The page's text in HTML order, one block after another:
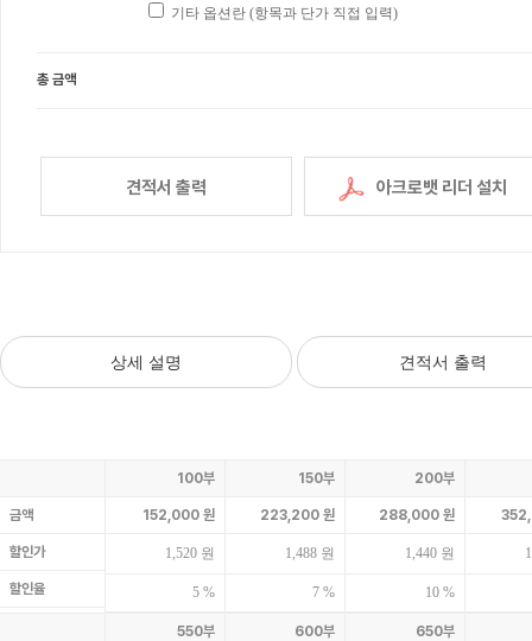
기타 옵션란 (항목과 단가 직접 입력)
총 금액
견적서 출력 아크로뱃 리더 설치
상세 설명 견적서 출력
금액
할인가
할인율
100부
152,000 원
1,520 원
5 %
150부
223,200 원
1,488 원
7 %
200부
288,000 원
1,440 원
10 %
550부 600부 650부